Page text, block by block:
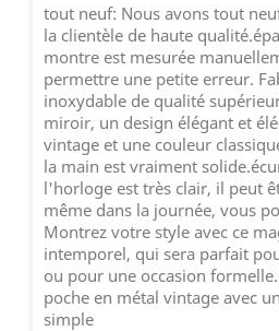
tout neuf: Nous avons tout
la clientèle de haute
montre est mesurée
permettre une petite erreur.
inoxydable de qualité
miroir, un design élégant et
vintage et une couleur
la main est vraiment
l'horloge est très clair, il peut
même dans la journée, vous
Montrez votre style avec ce
intemporel, qui sera parfait
ou pour une occasion
poche en métal vintage avec
simple